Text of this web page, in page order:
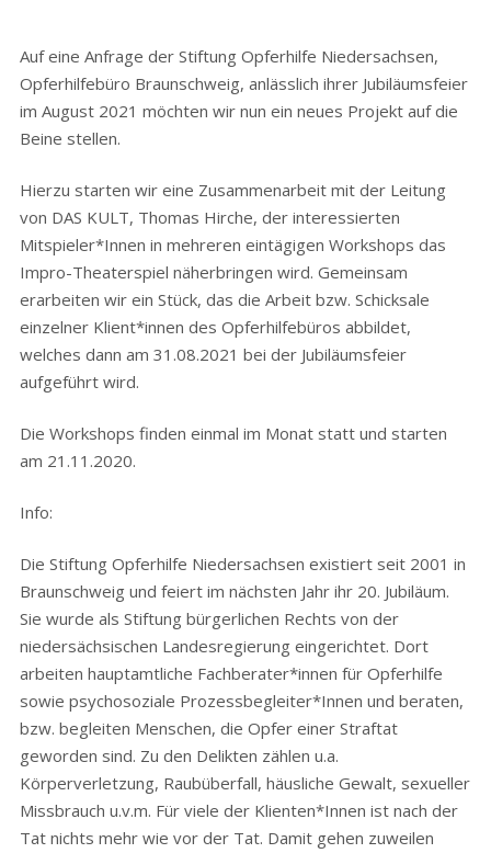
Auf eine Anfrage der Stiftung Opferhilfe Niedersachsen,
Opferhilfebüro Braunschweig, anlässlich ihrer Jubiläumsfeier
im August 2021 möchten wir nun ein neues Projekt auf die
Beine stellen.
Hierzu starten wir eine Zusammenarbeit mit der Leitung
von DAS KULT, Thomas Hirche, der interessierten
Mitspieler*Innen in mehreren eintägigen Workshops das
Impro-Theaterspiel näherbringen wird. Gemeinsam
erarbeiten wir ein Stück, das die Arbeit bzw. Schicksale
einzelner Klient*innen des Opferhilfebüros abbildet,
welches dann am 31.08.2021 bei der Jubiläumsfeier
aufgeführt wird.
Die Workshops finden einmal im Monat statt und starten
am 21.11.2020.
Info:
Die Stiftung Opferhilfe Niedersachsen existiert seit 2001 in
Braunschweig und feiert im nächsten Jahr ihr 20. Jubiläum.
Sie wurde als Stiftung bürgerlichen Rechts von der
niedersächsischen Landesregierung eingerichtet. Dort
arbeiten hauptamtliche Fachberater*innen für Opferhilfe
sowie psychosoziale Prozessbegleiter*Innen und beraten,
bzw. begleiten Menschen, die Opfer einer Straftat
geworden sind. Zu den Delikten zählen u.a.
Körperverletzung, Raubüberfall, häusliche Gewalt, sexueller
Missbrauch u.v.m. Für viele der Klienten*Innen ist nach der
Tat nichts mehr wie vor der Tat. Damit gehen zuweilen